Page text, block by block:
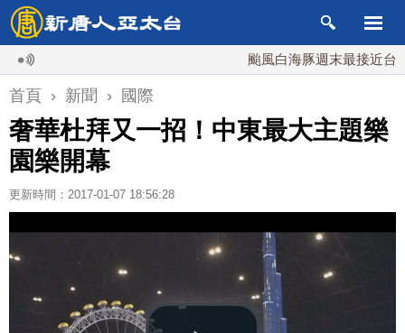
颱風白海豚週末最接近台灣 最
首頁 › 新聞 › 國際
奢華杜拜又一招！中東最大主題樂
園樂開幕
更新時間：2017-01-07 18:56:28